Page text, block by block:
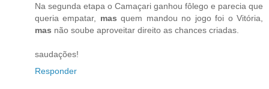
Na segunda etapa o Camaçari ganhou fôlego e parecia que
queria empatar, mas quem mandou no jogo foi o Vitória,
mas não soube aproveitar direito as chances criadas.
saudações!
Responder